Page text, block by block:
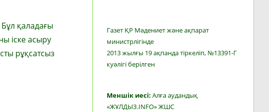
қаладағы
іске асыру
рұқсатсыз
Газет ҚР Мәдениет және ақпарат
министрлігінде
2013 жылғы 19 ақпанда тіркеліп, №13391-Г
куәлігі берілген
Меншік иесі: Алға аудандық
«ЖҰЛДЫЗ.INFO» ЖШС